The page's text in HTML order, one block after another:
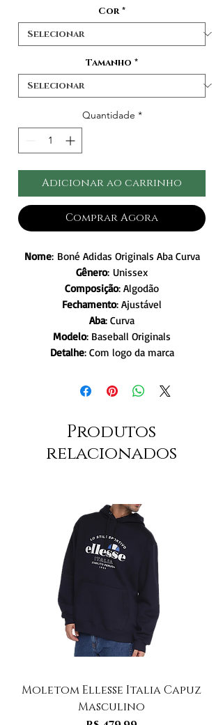
Cor *
Tamanho *
Quantidade *
Adicionar ao carrinho
Comprar Agora
Nome: Boné Adidas Originals Aba Curva
Gênero: Unissex
Composição: Algodão
Fechamento: Ajustável
Aba: Curva
Modelo: Baseball Originals
Detalhe: Com logo da marca
Produtos
relacionados
Moletom Ellesse Italia Capuz
Masculino